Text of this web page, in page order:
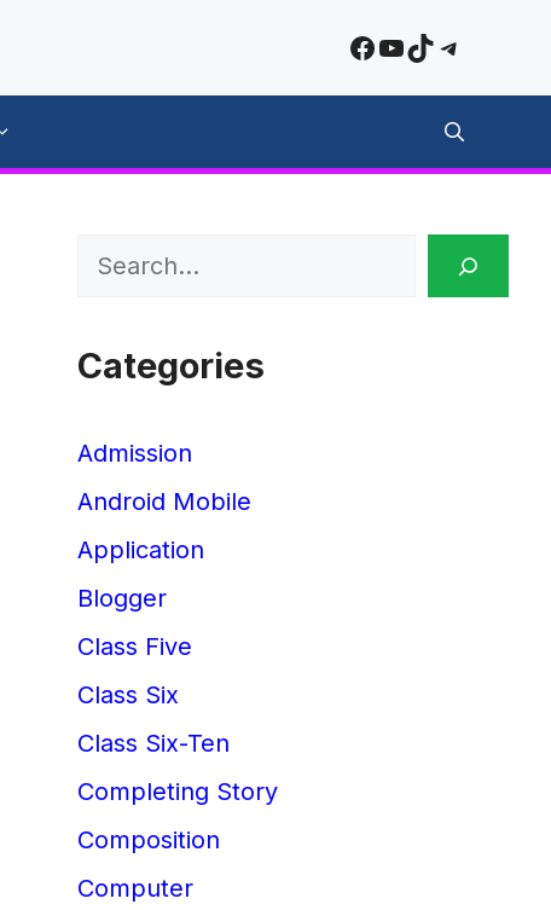
Facebook
YouTube
TikTok
Search
Categories
Admission
Android Mobile
Application
Blogger
Class Five
Class Six
Class Six-Ten
Completing Story
Composition
Computer